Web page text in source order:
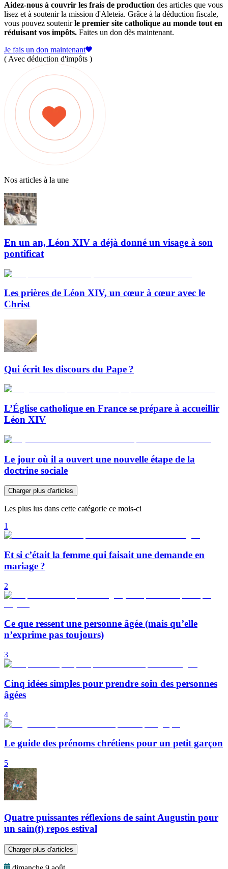
Aidez-nous à couvrir les frais de production des articles que vous
lisez et à soutenir la mission d'Aleteia. Grâce à la déduction fiscale,
vous pouvez soutenirle premier site catholique au monde tout en
réduisant vos impôts. Faites un don dès maintenant.
Je fais un don maintenant
( Avec déduction d'impôts )
Nos articles à la une
En un an, Léon XIV a déjà donné un visage à son
pontificat
Les prières de Léon XIV, un cœur à cœur avec le
Christ
Qui écrit les discours du Pape ?
L’Église catholique en France se prépare à accueillir
Léon XIV
Le jour où il a ouvert une nouvelle étape de la
doctrine sociale
Charger plus d'articles
Les plus lus dans cette catégorie ce mois-ci
1
Et si c’était la femme qui faisait une demande en
mariage ?
2
Ce que ressent une personne âgée (mais qu’elle
n’exprime pas toujours)
3
Cinq idées simples pour prendre soin des personnes
âgées
4
Le guide des prénoms chrétiens pour un petit garçon
5
Quatre puissantes réflexions de saint Augustin pour
un sain(t) repos estival
Charger plus d'articles